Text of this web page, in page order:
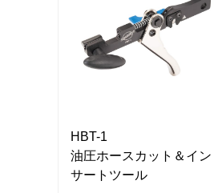
HBT-1
油圧ホースカット＆イン
サートツール